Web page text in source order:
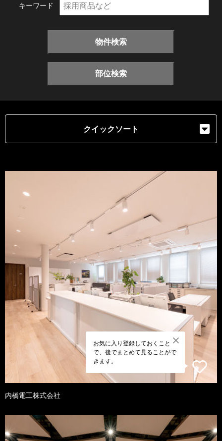
キーワード
物件検索
部位検索
クイックソート
お気に入り登録しておくこと
で、後でまとめて見ることがで
きます。
内橋電工株式会社